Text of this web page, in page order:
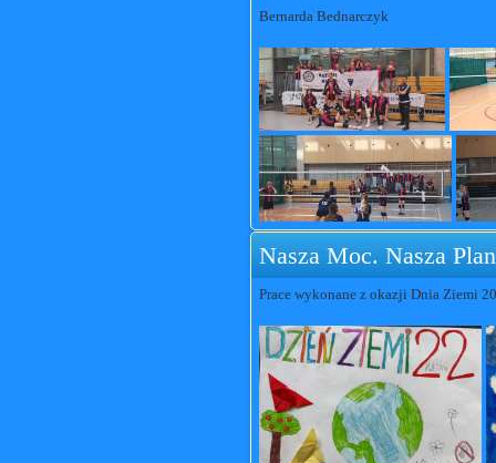
Bernarda Bednarczyk
Nasza Moc. Nasza
Prace wykonane z okazji Dnia Ziemi